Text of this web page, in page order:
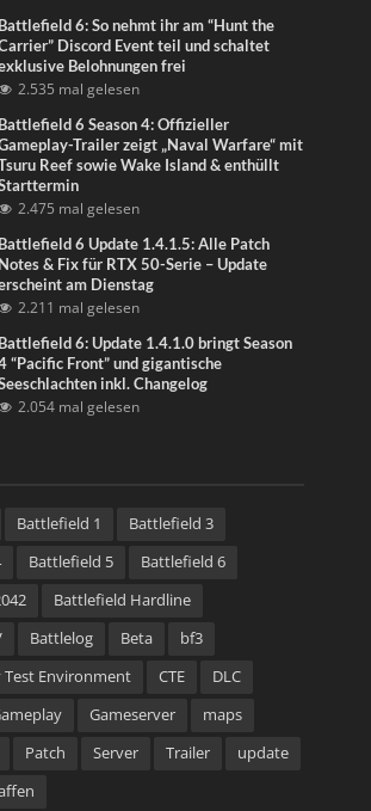
Battlefield 6: So nehmt ihr am “Hunt the
Discord Event teil und schaltet
Belohnungen frei
2.535 mal gelesen
Battlefield 6 Season 4: Offizieller
Trailer zeigt „Naval Warfare“ mit
Reef sowie Wake Island & enthüllt
2.475 mal gelesen
Battlefield 6 Update 1.4.1.5: Alle Patch
Notes & Fix für RTX 50-Serie – Update
am Dienstag
2.211 mal gelesen
Battlefield 6: Update 1.4.1.0 bringt Season
“Pacific Front” und gigantische
inkl. Changelog
2.054 mal gelesen
Battlefield 1
Battlefield 3
Battlefield 5
Battlefield 6
Battlefield Hardline
Battlelog Beta
bf3
Environment
CTE
DLC
Gameserver
maps
Patch Server Trailer
update